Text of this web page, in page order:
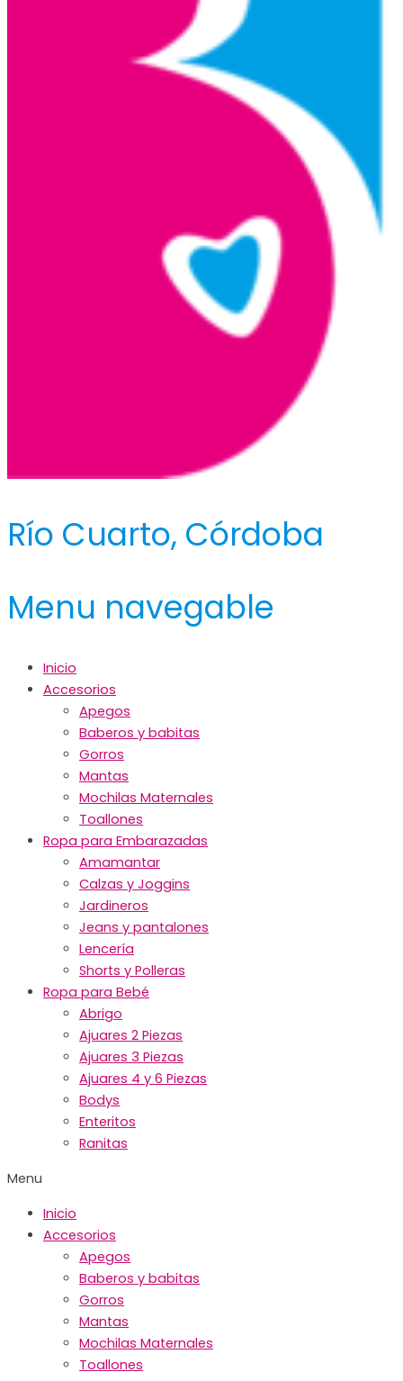
Río Cuarto, Córdoba
Menu navegable
Inicio
Accesorios
Apegos
Baberos y babitas
Gorros
Mantas
Mochilas Maternales
Toallones
Ropa para Embarazadas
Amamantar
Calzas y Joggins
Jardineros
Jeans y pantalones
Lencería
Shorts y Polleras
Ropa para Bebé
Abrigo
Ajuares 2 Piezas
Ajuares 3 Piezas
Ajuares 4 y 6 Piezas
Bodys
Enteritos
Ranitas
Menu
Inicio
Accesorios
Apegos
Baberos y babitas
Gorros
Mantas
Mochilas Maternales
Toallones